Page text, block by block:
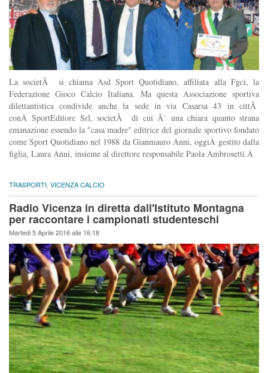
La societÃ si chiama Asd Sport Quotidiano, affiliata alla Fgci, la
Federazione Gioco Calcio Italiana. Ma questa Associazione sportiva
dilettantistica condivide anche la sede in via Casarsa 43 in cittÃ
conÂ SportEditore Srl, societÃ di cui Ã¨ una chiara quanto strana
emanazione essendo la "casa madre" editrice del giornale sportivo fondato
come Sport Quotidiano nel 1988 da Gianmauro Anni, oggiÂ gestito dalla
figlia, Laura Anni, insieme al direttore responsabile Paola Ambrosetti.Â
TRASPORTI VICENZA CALCIO
Radio Vicenza in diretta dall'Istituto Montagna
per raccontare i campionati studenteschi
Martedi 5 Aprile 2016 alle 16:18